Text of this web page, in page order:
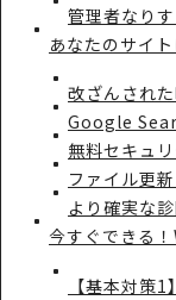
管理者なり
あなたのサイ
改ざんされ
Google
無料セキュ
ファイル更
より確実な
今すぐできる
【基本対策